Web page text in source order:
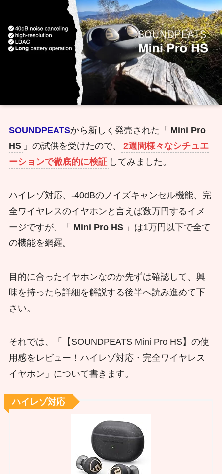
SOUNDPEATSから新しく発売された「 Mini Pro
HS 」の試供を受けたので、
2週間様々なシチュエ
ーションで徹底的に検証 してみました。
ハイレゾ対応、-40dBのノイズキャンセル機能、完
全ワイヤレスのイヤホンと言えば数万円するイメ
ージですが、「 Mini Pro HS 」は1万円以下で全て
の機能を網羅。
目的に合ったイヤホンなのか先ずは確認して、興
味を持ったら詳細を解説する後半へ読み進めて下
さい。
それでは、「【SOUNDPEATS Mini Pro HS】の使
用感をレビュー！ハイレゾ対応・完全ワイヤレス
イヤホン」について書きます。
ハイレゾ対応